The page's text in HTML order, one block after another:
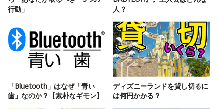
行動」
人？
「Bluetooth」はなぜ「青い
歯」なのか？【素朴なギモン】
ディズニーランドを貸し切るに
は何円かかる？